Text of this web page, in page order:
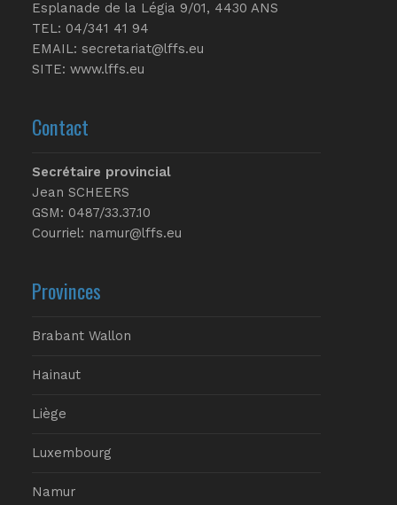
Esplanade de la Légia 9/01, 4430 ANS
TEL: 04/341 41 94
EMAIL: secretariat@lffs.eu
SITE: www.lffs.eu
Contact
Secrétaire provincial
Jean SCHEERS
GSM: 0487/33.37.10
Courriel: namur@lffs.eu
Provinces
Brabant Wallon
Hainaut
Liège
Luxembourg
Namur